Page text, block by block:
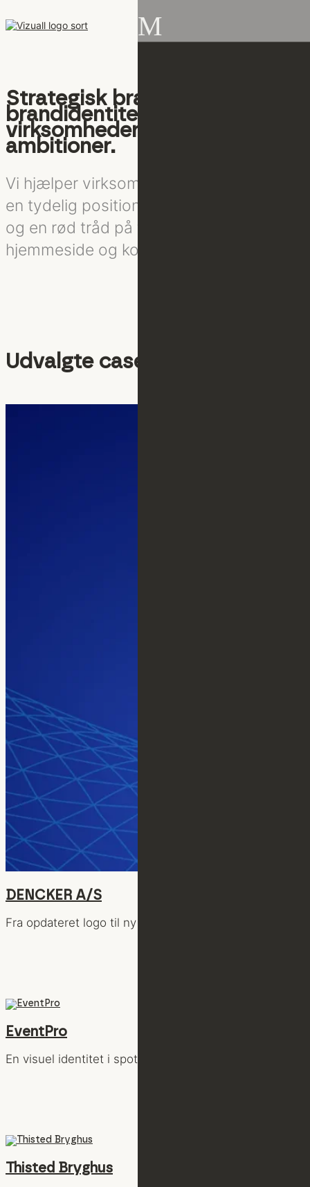
M
Strategisk branding og
brandidentitet til
virksomheder med
ambitioner.
Vi hjælper virksomheder med at skabe
en tydelig position, stærk visuel identitet
og en rød tråd på tværs af branding,
hjemmeside og kommunikation.
Udvalgte cases
DENCKER A/S
Fra opdateret logo til ny hjemmeside.
EventPro
En visuel identitet i spotlyset
Thisted Bryghus